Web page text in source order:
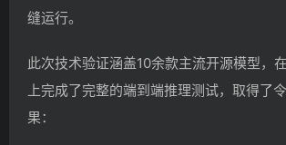
缝运行。
此次技术验证涵盖10余款主流开源模型，
上完成了完整的端到端推理测试，取得了
果：